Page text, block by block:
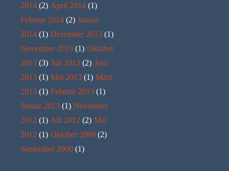
2014 (2) April 2014 (1)
Februar 2014 (2) Januar
2014 (1) Dezember 2013 (1)
November 2013 (1) Oktober
2013 (3) Juli 2013 (2) Juni
2013 (1) Mai 2013 (1) März
2013 (1) Februar 2013 (1)
Januar 2013 (1) November
2012 (1) Juli 2012 (2) Mai
2012 (1) Oktober 2000 (2)
September 2000 (1)